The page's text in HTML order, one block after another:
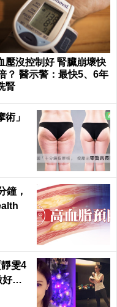
壓沒控制好 腎臟崩壞快
？ 醫示警：最快5、6年
腎
」
鐘，
雯4
這3